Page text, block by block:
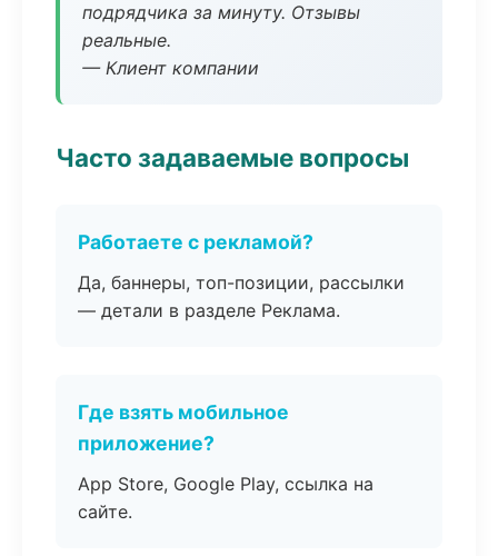
подрядчика за минуту. Отзывы
реальные.
— Клиент компании
Часто задаваемые вопросы
Работаете с рекламой?
Да, баннеры, топ-позиции, рассылки
— детали в разделе Реклама.
Где взять мобильное
приложение?
App Store, Google Play, ссылка на
сайте.